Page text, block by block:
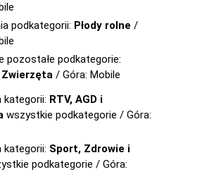
podkategorii: Płody rolne /
pozostałe podkategorie:
Zwierzęta / Góra: Mobile
kategorii: RTV, AGD i
wszystkie podkategorie / Góra:
kategorii: Sport, Zdrowie i
podkategorie / Góra: